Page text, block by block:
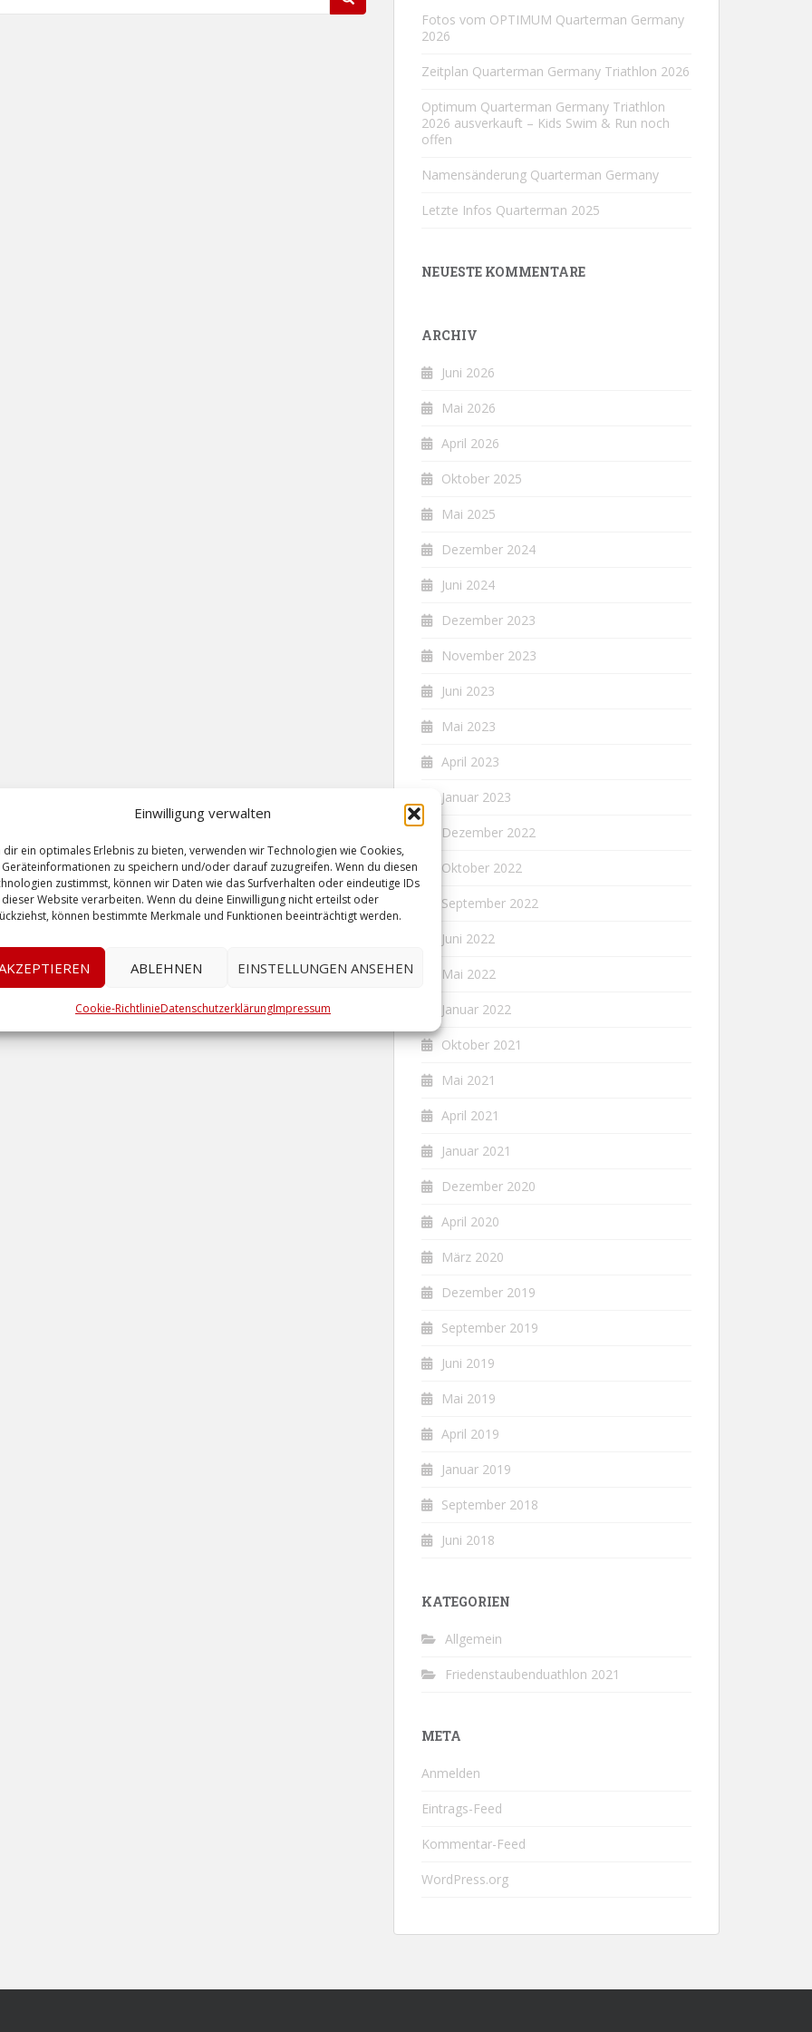
Einwilligung verwalten
dir ein optimales Erlebnis zu bieten, verwenden wir Technologien wie Cookies,
Geräteinformationen zu speichern und/oder darauf zuzugreifen. Wenn du diesen
zustimmst, können wir Daten wie das Surfverhalten oder eindeutige IDs
dieser Website verarbeiten. Wenn du deine Einwilligung nicht erteilst oder
können bestimmte Merkmale und Funktionen beeinträchtigt werden.
ABLEHNEN EINSTELLUNGEN ANSEHEN
Cookie-RichtlinieDatenschutzerklärungImpressum
Fotos vom OPTIMUM Quarterman Germany
2026
Zeitplan Quarterman Germany Triathlon 2026
Optimum Quarterman Germany Triathlon
2026 ausverkauft – Kids Swim & Run noch
offen
Namensänderung Quarterman Germany
Letzte Infos Quarterman 2025
NEUESTE KOMMENTARE
ARCHIV
Juni 2026
Mai 2026
April 2026
Oktober 2025
Mai 2025
Dezember 2024
Juni 2024
Dezember 2023
November 2023
Juni 2023
Mai 2023
April 2023
Januar 2023
Dezember 2022
Oktober 2022
September 2022
Juni 2022
Mai 2022
Januar 2022
Oktober 2021
Mai 2021
April 2021
Januar 2021
Dezember 2020
April 2020
März 2020
Dezember 2019
September 2019
Juni 2019
Mai 2019
April 2019
Januar 2019
September 2018
Juni 2018
KATEGORIEN
Allgemein
Friedenstaubenduathlon 2021
META
Anmelden
Eintrags-Feed
Kommentar-Feed
WordPress.org